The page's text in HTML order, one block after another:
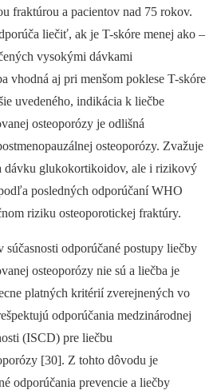
fraktúrou a pacientov nad 75 rokov.
liečiť, ak je T-skóre menej ako –
vysokými dávkami
vhodná aj pri menšom poklese T-skóre
uvedeného, indikácia k liečbe
osteoporózy je odlišná
osteoporózy. Zvažuje
dávku glukokortikoidov, ale i rizikový
posledných odporúčaní WHO
riziku osteoporotickej fraktúry.
odporúčané postupy liečby
osteoporózy nie sú a liečba je
platných kritérií zverejnených vo
odporúčania medzinárodnej
(ISCD) pre liečbu
[30]. Z tohto dôvodu je
odporúčania prevencie a liečby